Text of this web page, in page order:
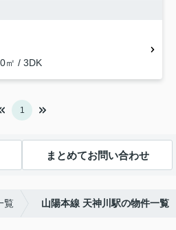
㎡ / 3DK
1
まとめてお問い合わせ
覧 山陽本線 天神川駅の物件一覧